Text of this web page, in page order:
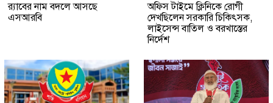
র‍্যাবের নাম বদলে আসছে
এসআরবি
অফিস টাইমে ক্লিনিকে রোগী
দেখছিলেন সরকারি চিকিৎসক,
লাইসেন্স বাতিল ও বরখাস্তের
নির্দেশ